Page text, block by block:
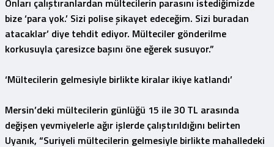
Onları çalıştıranlardan mültecilerin parasını istediğimizde
bize ‘para yok.’ Sizi polise şikayet edeceğim. Sizi buradan
atacaklar’ diye tehdit ediyor. Mülteciler gönderilme
korkusuyla çaresizce başını öne eğerek susuyor.”
‘Mültecilerin gelmesiyle birlikte kiralar ikiye katlandı’
Mersin’deki mültecilerin günlüğü 15 ile 30 TL arasında
değişen yevmiyelerle ağır işlerde çalıştırıldığını belirten
Uyanık, “Suriyeli mültecilerin gelmesiyle birlikte mahalledeki